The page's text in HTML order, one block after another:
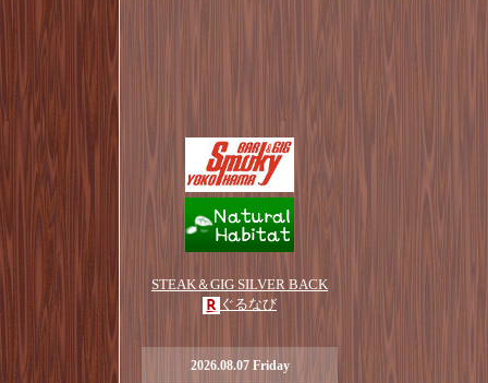
STEAK＆GIG SILVER BACK
ぐるなび
2026.08.07 Friday